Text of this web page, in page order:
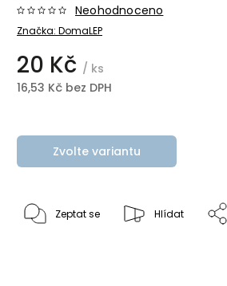
Značka: DomaLEP
Neohodnoceno
20 Kč / ks
16,53 Kč bez DPH
Zvolte variantu
Zeptat se Hlídat